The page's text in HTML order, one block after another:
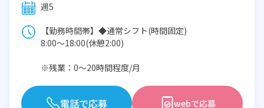
週5
【勤務時間帯】◆通常シフト(時間固定)
8:00〜18:00(休憩2:00)
※残業：0〜20時間程度/月
電話で応募 webで応募